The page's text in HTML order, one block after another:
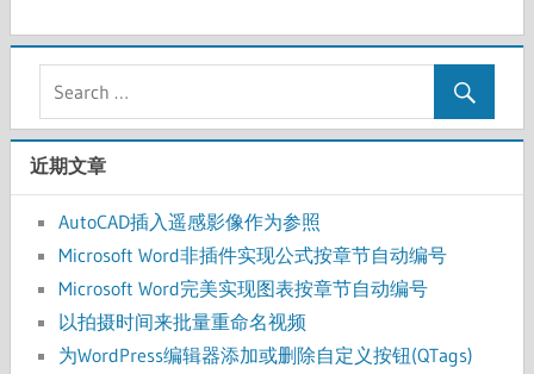
近期文章
AutoCAD插入遥感影像作为参照
Microsoft Word非插件实现公式按章节自动编号
Microsoft Word完美实现图表按章节自动编号
以拍摄时间来批量重命名视频
为WordPress编辑器添加或删除自定义按钮(QTags)